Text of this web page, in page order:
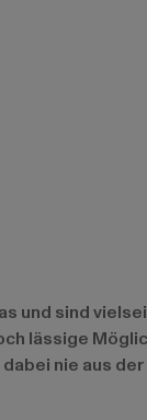
und sind
lässige
nie aus